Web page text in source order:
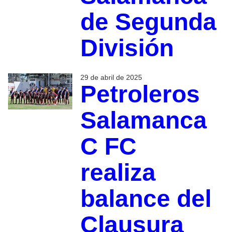
de Segunda
División
29 de abril de 2025
Petroleros
Salamanca
C FC
realiza
balance del
Clausura